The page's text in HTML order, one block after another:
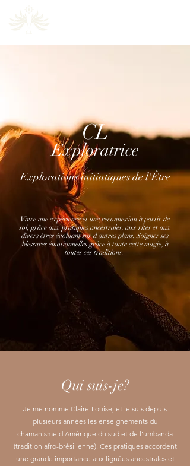
Qui suis-je?
Je me nomme Claire-Louise, et je suis depuis
plusieurs années les enseignements du
chamanisme d’Amérique du sud et de l’umbanda
(tradition afro-brésilienne). Ces pratiques accordent
une grande importance aux lignées ancestrales et
CL
Exploratrice
Vivre une expérience et une reconnexion à partir de
soi, grâce aux pratiques ancestrales, aux rites et aux
divers êtres évoluant sur d’autres plans. Soigner ses
blessures émotionnelles grâce à toute cette magie, à
toutes ces traditions.
Explorations initiatiques de l'Être